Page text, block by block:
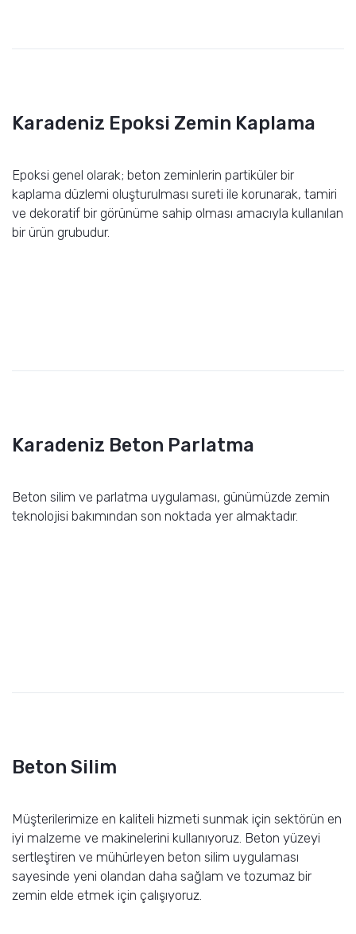
Karadeniz Epoksi Zemin Kaplama
Epoksi genel olarak; beton zeminlerin partiküler bir
kaplama düzlemi oluşturulması sureti ile korunarak, tamiri
ve dekoratif bir görünüme sahip olması amacıyla kullanılan
bir ürün grubudur.
Karadeniz Beton Parlatma
Beton silim ve parlatma uygulaması, günümüzde zemin
teknolojisi bakımından son noktada yer almaktadır.
Beton Silim
Müşterilerimize en kaliteli hizmeti sunmak için sektörün en
iyi malzeme ve makinelerini kullanıyoruz. Beton yüzeyi
sertleştiren ve mühürleyen beton silim uygulaması
sayesinde yeni olandan daha sağlam ve tozumaz bir
zemin elde etmek için çalışıyoruz.